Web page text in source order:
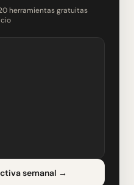
herramientas gratuitas
semanal →